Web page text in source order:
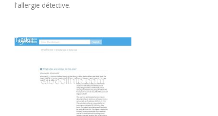
l'allergie détective.